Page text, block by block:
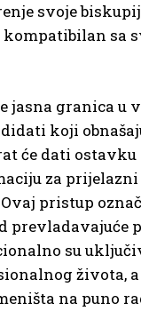
svoje
sa
jasna granica u
koji
će dati ostavku
za
pristup
prevladavajuće
su
života,
na puno